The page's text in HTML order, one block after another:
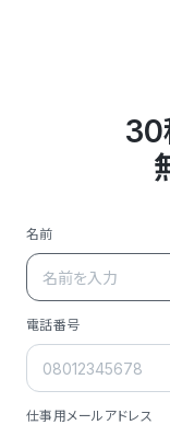
30
名前
電話番号
仕事用メールアドレス